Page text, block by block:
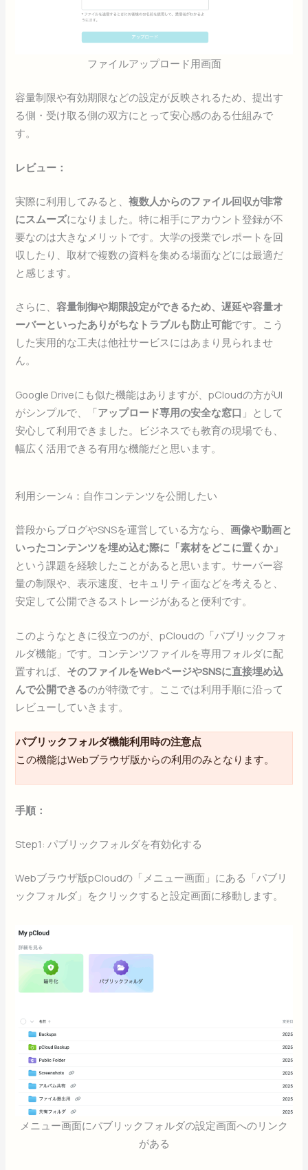
ファイルアップロード用画面
容量制限や有効期限などの設定が反映されるため、提出す
る側・受け取る側の双方にとって安心感のある仕組みで
す。
レビュー：
実際に利用してみると、複数人からのファイル回収が非常
にスムーズになりました。特に相手にアカウント登録が不
要なのは大きなメリットです。大学の授業でレポートを回
収したり、取材で複数の資料を集める場面などには最適だ
と感じます。
さらに、容量制御や期限設定ができるため、遅延や容量オ
ーバーといったありがちなトラブルも防止可能です。こう
した実用的な工夫は他社サービスにはあまり見られませ
ん。
Google Driveにも似た機能はありますが、pCloudの方がUI
がシンプルで、「アップロード専用の安全な窓口 」として
安心して利用できました。ビジネスでも教育の現場でも、
幅広く活用できる有用な機能だと思います。
利用シーン4：自作コンテンツを公開したい
普段からブログやSNSを運営している方なら、画像や動画と
いったコンテンツを埋め込む際に「素材をどこに置くか」
という課題を経験したことがあると思います。サーバー容
量の制限や、表示速度、セキュリティ面などを考えると、
安定して公開できるストレージがあると便利です。
このようなときに役立つのが、pCloudの「パブリックフォ
ルダ機能」です。コンテンツファイルを専用フォルダに配
置すれば、 そのファイルをWebページやSNSに直接埋め込
んで公開できるのが特徴です。ここでは利用手順に沿って
レビューしていきます。
パブリックフォルダ機能利用時の注意点
この機能はWebブラウザ版からの利用のみとなります。
手順：
Step1: パブリックフォルダを有効化する
Webブラウザ版pCloudの「メニュー画面」にある「パブリ
ックフォルダ」をクリックすると設定画面に移動します。
メニュー画面にパブリックフォルダの設定画面へのリンク
がある